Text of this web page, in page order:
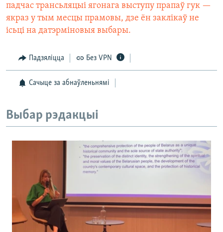
падчас трансьляцыі ягонага выступу прапаў гук —
якраз у тым месцы прамовы, дзе ён заклікаў не
ісьці на датэрміновыя выбары.
Падзяліцца Без VPN
Сачыце за абнаўленьнямі
Выбар рэдакцыі